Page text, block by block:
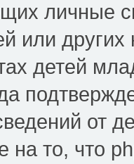
личные
или
детей
от
на то, что